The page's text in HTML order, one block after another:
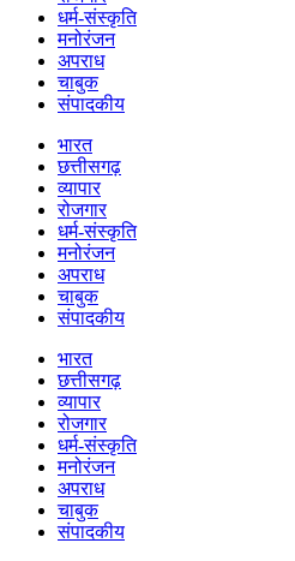
धर्म-संस्कृति
मनोरंजन
अपराध
चाबुक
संपादकीय
भारत
छत्तीसगढ़
व्यापार
रोजगार
धर्म-संस्कृति
मनोरंजन
अपराध
चाबुक
संपादकीय
भारत
छत्तीसगढ़
व्यापार
रोजगार
धर्म-संस्कृति
मनोरंजन
अपराध
चाबुक
संपादकीय